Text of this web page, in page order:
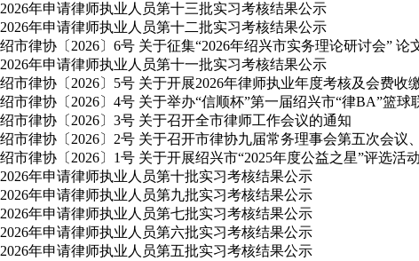
2026年申请律师执业人员第十三批实习考核结果公示
2026年申请律师执业人员第十二批实习考核结果公示
绍市律协〔2026〕6号 关于征集“2026年绍兴市实务理论研讨会” 论
2026年申请律师执业人员第十一批实习考核结果公示
绍市律协〔2026〕5号 关于开展2026年律师执业年度考核及会费收
绍市律协〔2026〕4号 关于举办“信顺杯”第一届绍兴市“律BA”篮球
绍市律协〔2026〕3号 关于召开全市律师工作会议的通知
绍市律协〔2026〕2号 关于召开市律协九届常务理事会第五次会议
绍市律协〔2026〕1号 关于开展绍兴市“2025年度公益之星”评选活
2026年申请律师执业人员第十批实习考核结果公示
2026年申请律师执业人员第九批实习考核结果公示
2026年申请律师执业人员第七批实习考核结果公示
2026年申请律师执业人员第六批实习考核结果公示
2026年申请律师执业人员第五批实习考核结果公示